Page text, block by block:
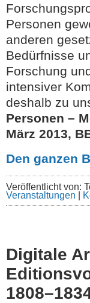
Personen
anderen
Bedürfnisse
Forschung
intensiver
deshalb zu
Personen –
März 2013,
Den ganzen
Veröffentlicht von:
Veranstaltungen |
Digitale